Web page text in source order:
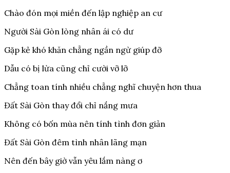
Chào đón mọi miền đến lập nghiệp an cư
Người Sài Gòn lòng nhân ái có dư
Gặp kẻ khó khăn chẳng ngần ngừ giúp đỡ
Dẫu có bị lừa cũng chỉ cười vỡ lỡ
Chẳng toan tính nhiều chẳng nghĩ chuyện hơn thua
Đất Sài Gòn thay đổi chỉ nắng mưa
Không có bốn mùa nên tính tình đơn giản
Đất Sài Gòn đêm tình nhân lãng mạn
Nên đến bây giờ vẫn yêu lắm nàng ơ